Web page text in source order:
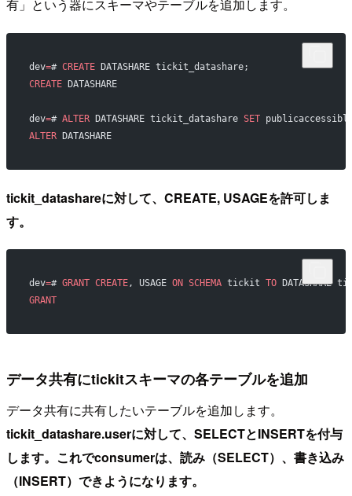
有」という器にスキーマやテーブルを追加します。
dev=# CREATE DATASHARE tickit_datashare;
CREATE DATASHARE
dev=# ALTER DATASHARE tickit_datashare SET
ALTER DATASHARE
tickit_datashareに対して、CREATE, USAGEを許可しま
す。
dev=# GRANT CREATE, USAGE ON SCHEMA tickit TO DATASHARE
GRANT
データ共有にtickitスキーマの各テーブルを追加
データ共有に共有したいテーブルを追加します。
tickit_datashare.userに対して、SELECTとINSERTを付与
します。これでconsumerは、読み（SELECT）、書き込み
（INSERT）できようになります。